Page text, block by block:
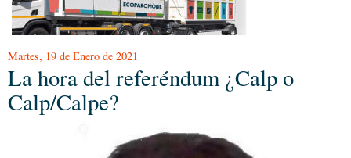
Martes, 19 de Enero de 2021
La hora del referéndum ¿Calp o
Calp/Calpe?